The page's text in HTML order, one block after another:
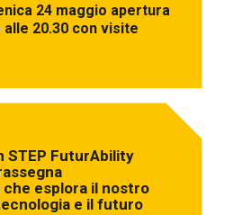
24 maggio apertura
20.30 con visite
STEP FuturAbility
esplora il nostro
e il futuro